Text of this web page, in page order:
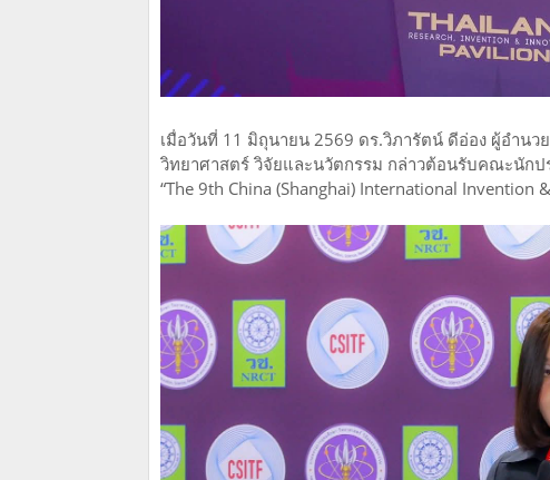
เมื่อวันที่ 11 มิถุนายน 2569 ดร.วิภารัตน์ ดีอ่อง ผู้อำน
วิทยาศาสตร์ วิจัยและนวัตกรรม กล่าวต้อนรับคณะนักป
“The 9th China (Shanghai) International Invention